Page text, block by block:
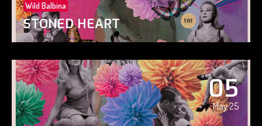
Wild Balbina
STONED HEART
05
May 25